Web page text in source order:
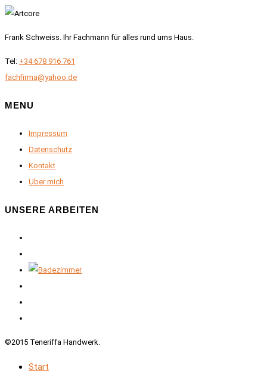
Frank Schweiss. Ihr Fachmann für alles rund ums Haus.
Tel: +34 678 916 761
fachfirma@yahoo.de
MENU
Impressum
Datenschutz
Kontakt
Über mich
UNSERE ARBEITEN
©2015 Teneriffa Handwerk.
Start